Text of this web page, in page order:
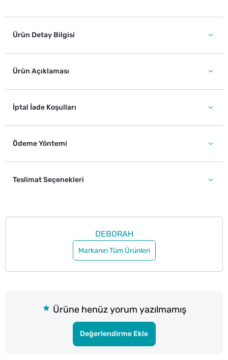
Ürün Detay Bilgisi
Ürün Açıklaması
İptal İade Koşulları
Ödeme Yöntemi
Teslimat Seçenekleri
DEBORAH
Markanın Tüm Ürünleri
Ürüne henüz yorum yazılmamış
Değerlendirme Ekle